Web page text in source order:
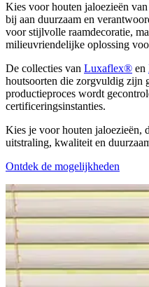
Kies voor houten jaloezieën
bij aan duurzaam en
voor stijlvolle raamdecoratie,
milieuvriendelijke oplossing
De collecties van Luxaflex® en
houtsoorten die zorgvuldig zijn
productieproces wordt
certificeringsinstanties.
Kies je voor houten jaloezieën,
uitstraling, kwaliteit en
Ontdek de mogelijkheden